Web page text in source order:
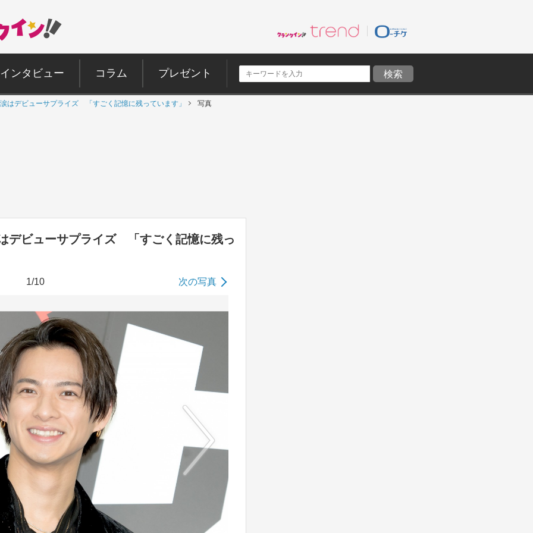
インタビュー コラム プレゼント
はデビューサプライズ 「すごく記憶に残っています」 写真
デビューサプライズ 「すごく記憶に残っ
1/10 次の写真